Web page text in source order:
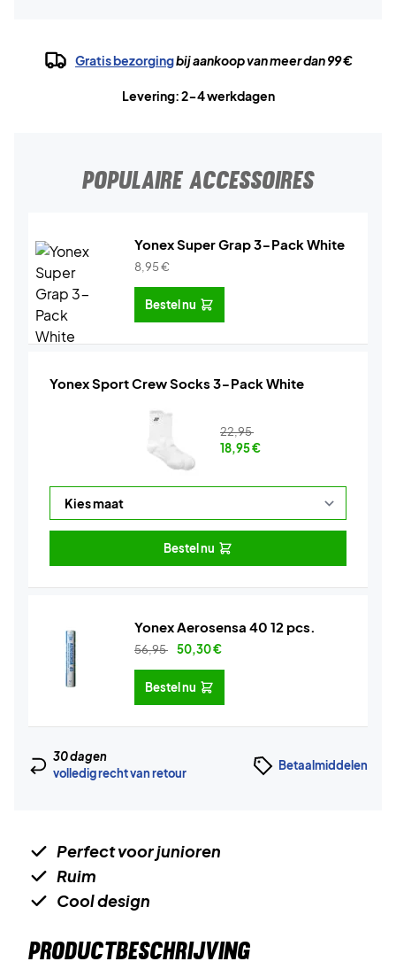
Gratis bezorgingbij aankoop van meer dan 99 €
Levering: 2-4 werkdagen
POPULAIRE ACCESSOIRES
Yonex Super Grap 3-Pack White
8,95€
Bestel nu
Yonex Sport Crew Socks 3-Pack White
22,95
18,95€
Bestel nu
Yonex Aerosensa 40 12 pcs.
56,95 50,30€
Bestel nu
30 dagen
volledig recht van retour
Betaalmiddelen
Perfect voor junioren
Ruim
Cool design
PRODUCTBESCHRIJVING